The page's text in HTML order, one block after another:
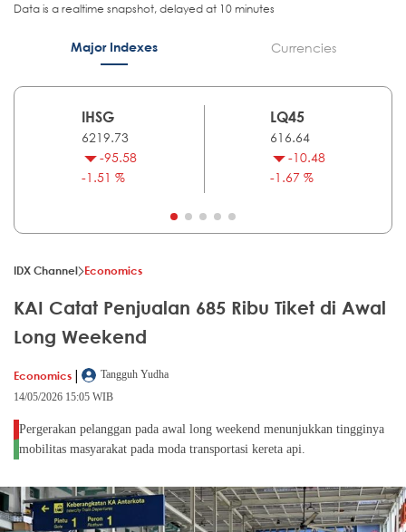
Data is a realtime snapshot, delayed at 10 minutes
Major Indexes Currencies
IHSG
6219.73
-95.58
-1.51 %
LQ45
616.64
-10.48
-1.67 %
IDX Channel Economics
KAI Catat Penjualan 685 Ribu Tiket di Awal
Long Weekend
Economics |
Tangguh Yudha
14/05/2026 15:05 WIB
Pergerakan pelanggan pada awal long weekend menunjukkan tingginya
mobilitas masyarakat pada moda transportasi kereta api.